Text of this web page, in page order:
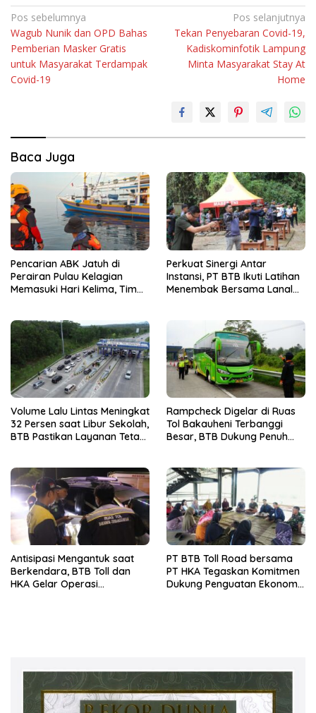
Navigasi
pos
Pos sebelumnya
Wagub Nunik dan OPD Bahas
Pemberian Masker Gratis
untuk Masyarakat Terdampak
Covid-19
Pos selanjutnya
Tekan Penyebaran Covid-19,
Kadiskominfotik Lampung
Minta Masyarakat Stay At
Home
Baca Juga
Pencarian ABK Jatuh di
Perairan Pulau Kelagian
Memasuki Hari Kelima, Tim
Perkuat Sinergi Antar
Instansi, PT BTB Ikuti Latihan
Menembak Bersama Lanal
Volume Lalu Lintas Meningkat
32 Persen saat Libur Sekolah,
BTB Pastikan Layanan Tetap
Rampcheck Digelar di Ruas
Tol Bakauheni Terbanggi
Besar, BTB Dukung Penuh
Antisipasi Mengantuk saat
Berkendara, BTB Toll dan
HKA Gelar Operasi
PT BTB Toll Road bersama
PT HKA Tegaskan Komitmen
Dukung Penguatan Ekonomi